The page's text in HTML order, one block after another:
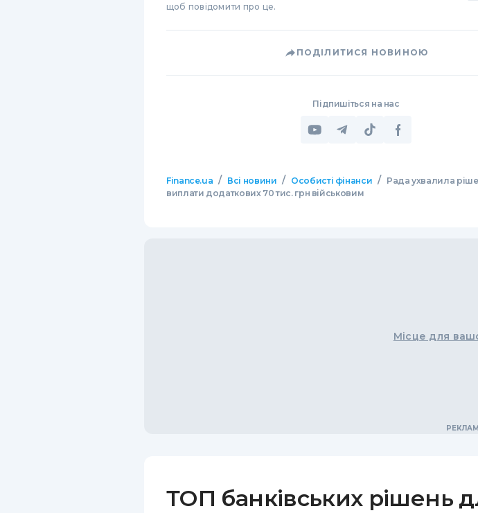
щоб повідомити про це.
ПОДІЛИТИСЯ НОВИНОЮ
Підпишіться на нас
Finance.ua / Всі новини / Особисті фінанси /
Рада ухвалила
виплати додаткових 70 тис. грн військовим
Місце для
ТОП банківських рішень